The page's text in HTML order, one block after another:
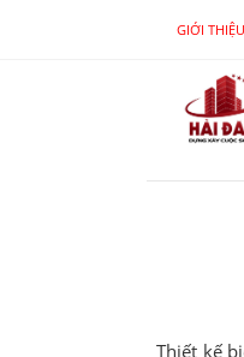
GIỚI THIỆU
Thiết kế